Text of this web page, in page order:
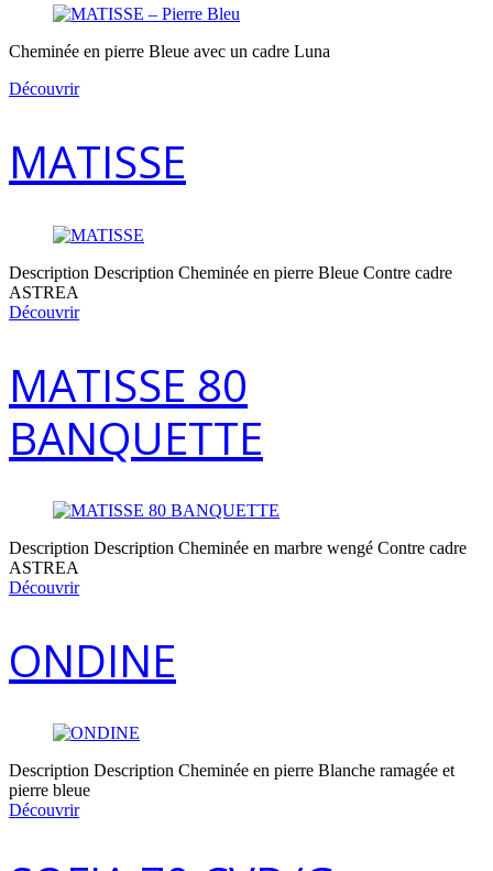
Cheminée en pierre Bleue avec un cadre Luna
Découvrir
MATISSE
Description Description Cheminée en pierre Bleue Contre cadre
ASTREA
Découvrir
MATISSE 80
BANQUETTE
Description Description Cheminée en marbre wengé Contre cadre
ASTREA
Découvrir
ONDINE
Description Description Cheminée en pierre Blanche ramagée et
pierre bleue
Découvrir